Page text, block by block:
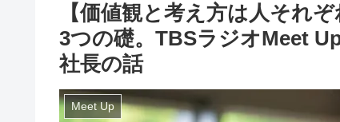
【価値観と考え方は人それ
3つの礎。TBSラジオMeet
社長の話
Meet Up